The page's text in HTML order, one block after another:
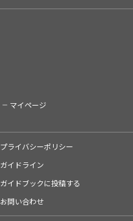
マイページ
プライバシーポリシー
ガイドライン
ガイドブックに投稿する
お問い合わせ